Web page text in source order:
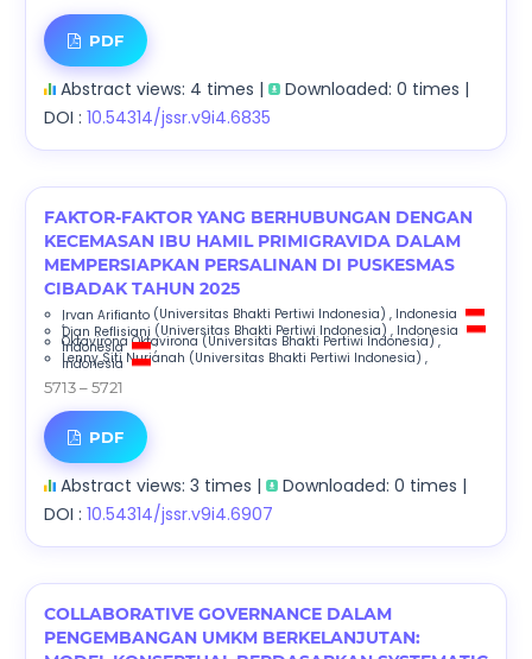
PDF
Abstract views: 4 times |
Downloaded: 0 times |
DOI : 10.54314/jssr.v9i4.6835
FAKTOR-FAKTOR YANG BERHUBUNGAN DENGAN
KECEMASAN IBU HAMIL PRIMIGRAVIDA DALAM
MEMPERSIAPKAN PERSALINAN DI PUSKESMAS
CIBADAK TAHUN 2025
Irvan Arifianto (Universitas Bhakti Pertiwi Indonesia) , Indonesia
;
Dian Reflisiani (Universitas Bhakti Pertiwi Indonesia) , Indonesia
;Oktavirona Oktavirona(Universitas Bhakti Pertiwi Indonesia) ,
Indonesia ;
Lenny Siti Nurjanah (Universitas Bhakti Pertiwi Indonesia) ,
Indonesia
5713 – 5721
PDF
Abstract views: 3 times |
Downloaded: 0 times |
DOI : 10.54314/jssr.v9i4.6907
COLLABORATIVE GOVERNANCE DALAM
PENGEMBANGAN UMKM BERKELANJUTAN: